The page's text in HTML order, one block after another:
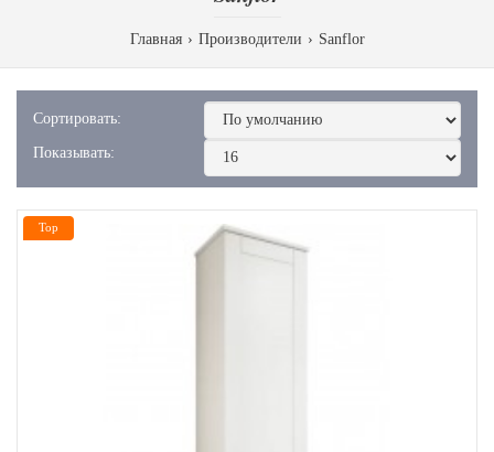
Главная Производители Sanflor
Сортировать:
Показывать:
Top